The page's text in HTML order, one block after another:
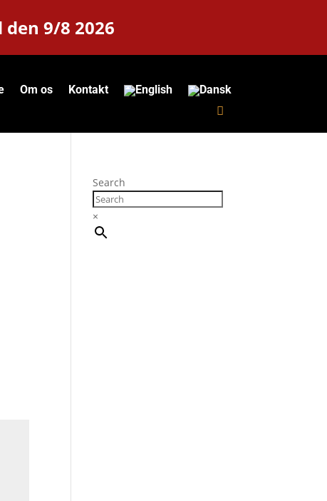
9/8 2026
Om os Kontakt
Search
×